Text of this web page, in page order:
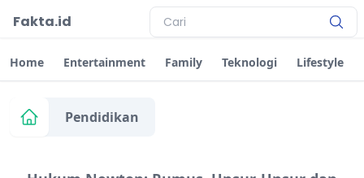
Fakta.id
Home Entertainment Family Teknologi Lifestyle
Pendidikan